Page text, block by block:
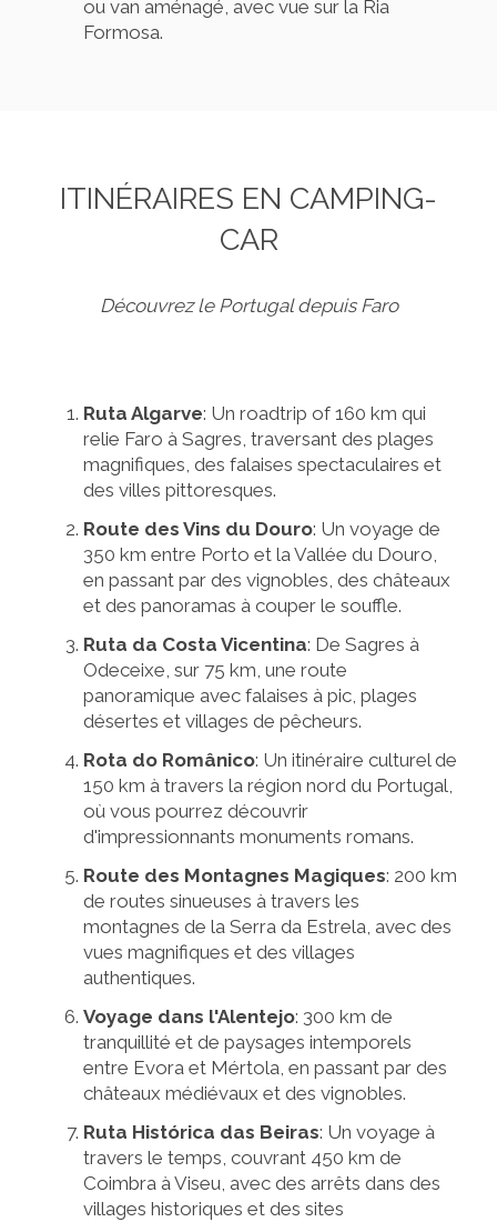
ou van aménagé, avec vue sur la Ria
Formosa.
ITINÉRAIRES EN CAMPING-
CAR
Découvrez le Portugal depuis Faro
Ruta Algarve: Un roadtrip of 160 km qui
relie Faro à Sagres, traversant des plages
magnifiques, des falaises spectaculaires et
des villes pittoresques.
Route des Vins du Douro: Un voyage de
350 km entre Porto et la Vallée du Douro,
en passant par des vignobles, des châteaux
et des panoramas à couper le souffle.
Ruta da Costa Vicentina: De Sagres à
Odeceixe, sur 75 km, une route
panoramique avec falaises à pic, plages
désertes et villages de pêcheurs.
Rota do Românico: Un itinéraire culturel de
150 km à travers la région nord du Portugal,
où vous pourrez découvrir
d'impressionnants monuments romans.
Route des Montagnes Magiques: 200 km
de routes sinueuses à travers les
montagnes de la Serra da Estrela, avec des
vues magnifiques et des villages
authentiques.
Voyage dans l'Alentejo: 300 km de
tranquillité et de paysages intemporels
entre Evora et Mértola, en passant par des
châteaux médiévaux et des vignobles.
Ruta Histórica das Beiras: Un voyage à
travers le temps, couvrant 450 km de
Coimbra à Viseu, avec des arrêts dans des
villages historiques et des sites